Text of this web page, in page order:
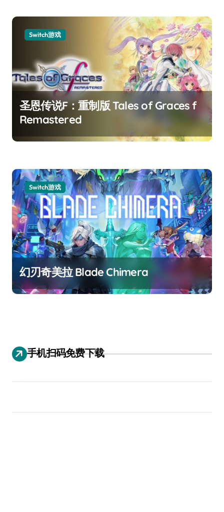
Switch游戏
圣恩传说F：重制版 Tales of Graces f
Remastered
Switch游戏
幻刃奇美拉 Blade Chimera
手机扫码免费下载